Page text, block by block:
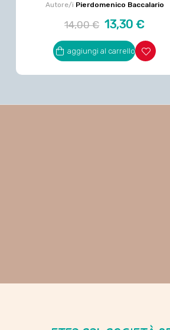
incredibile storia mai scritta
Autore/i Pierdomenico Baccalario
Prezzo
regolare
14,00 € Prezzo
13,30 €
aggiungi al carrello